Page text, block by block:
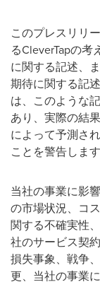
このプレスリリ
るCleverTapの
に関する記述、
期待に関する記
は、このような
あり、実際の結
によって予測さ
ことを警告します
当社の事業に影
の市場状況、コ
関する不確実性
社のサービス契
損失事象、戦争
更、当社の事業